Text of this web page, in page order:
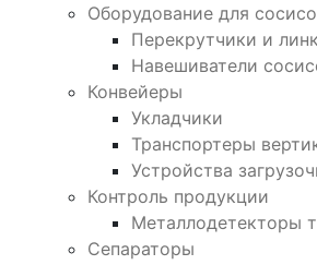
Оборудование для
Перекрутчики и
Навешиватели
Конвейеры
Укладчики
Транспортеры
Устройства
Контроль продукции
Металлодетекторы
Сепараторы